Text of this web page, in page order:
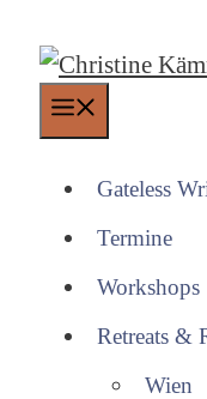
Inhalt
springen
Gateless
Termine
Workshops
Retreats &
Wien